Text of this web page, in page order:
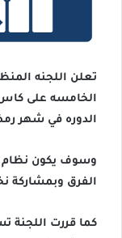
تعلن اللجنه
الخامسه على
الدوره في شهر
وسوف يكون نظام
الفرق وبمشاركة
كما قررت اللجنة